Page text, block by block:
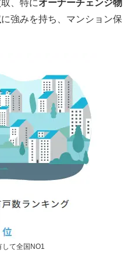
、特にオーナーチェンジ物
に強みを持ち、マンション保
て全国NO1